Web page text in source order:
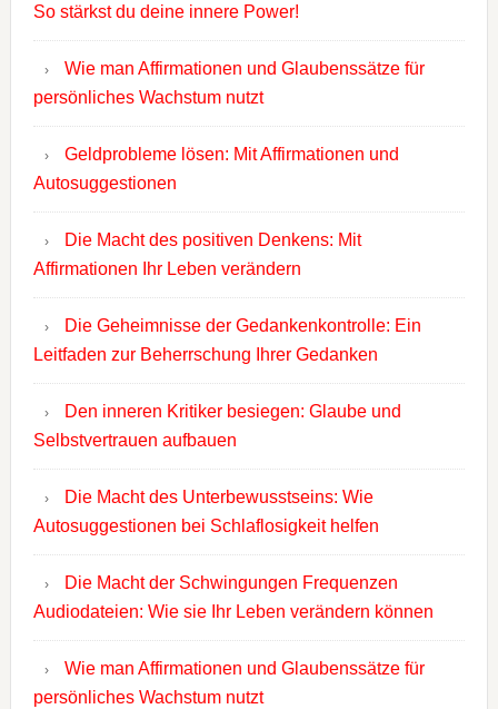
So stärkst du deine innere Power!
Wie man Affirmationen und Glaubenssätze für
persönliches Wachstum nutzt
Geldprobleme lösen: Mit Affirmationen und
Autosuggestionen
Die Macht des positiven Denkens: Mit
Affirmationen Ihr Leben verändern
Die Geheimnisse der Gedankenkontrolle: Ein
Leitfaden zur Beherrschung Ihrer Gedanken
Den inneren Kritiker besiegen: Glaube und
Selbstvertrauen aufbauen
Die Macht des Unterbewusstseins: Wie
Autosuggestionen bei Schlaflosigkeit helfen
Die Macht der Schwingungen Frequenzen
Audiodateien: Wie sie Ihr Leben verändern können
Wie man Affirmationen und Glaubenssätze für
persönliches Wachstum nutzt